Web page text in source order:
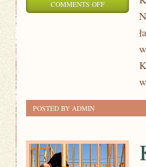
COMMENTS OFFON
ROZBIORÓW
POSTED BY ADMIN